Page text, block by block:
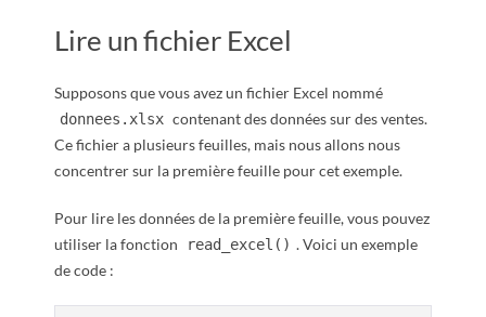
Lire un fichier Excel
Supposons que vous avez un fichier Excel nommé
donnees.xlsx contenant des données sur des ventes.
Ce fichier a plusieurs feuilles, mais nous allons nous
concentrer sur la première feuille pour cet exemple.
Pour lire les données de la première feuille, vous pouvez
utiliser la fonction
read_excel() . Voici un exemple
de code :